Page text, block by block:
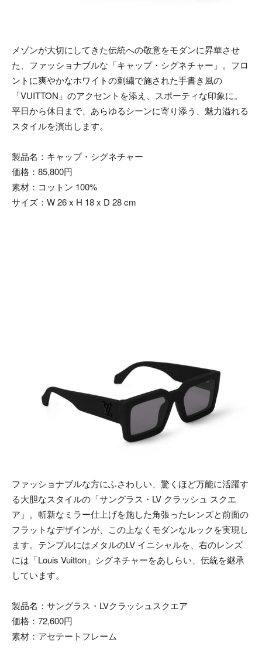
メゾンが大切にしてきた伝統への敬意をモダンに昇華させ
た、ファッショナブルな「キャップ・シグネチャー」。フロ
ントに爽やかなホワイトの刺繍で施された手書き風の
「VUITTON」のアクセントを添え、スポーティな印象に。
平日から休日まで、あらゆるシーンに寄り添う、魅力溢れる
スタイルを演出します。
製品名：キャップ・シグネチャー
価格：85,800円
素材：コットン 100%
サイズ：W 26 x H 18 x D 28 cm
ファッショナブルな方にふさわしい、驚くほど万能に活躍す
る大胆なスタイルの「サングラス・LV クラッシュ スクエ
ア」。斬新なミラー仕上げを施した角張ったレンズと前面の
フラットなデザインが、この上なくモダンなルックを実現し
ます。テンプルにはメタルのLV イニシャルを、右のレンズ
には「Louis Vuitton」シグネチャーをあしらい、伝統を継承
しています。
製品名：サングラス・LVクラッシュスクエア
価格：72,600円
素材：アセテートフレーム